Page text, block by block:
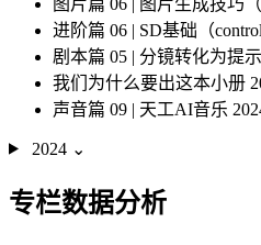
进阶篇 06 | SD基础（
剧本篇 05 | 分镜转化为提
我们为什么要出这本小册
声音篇 09 | 天工AI音乐
2024 ⌄
专栏数据分析